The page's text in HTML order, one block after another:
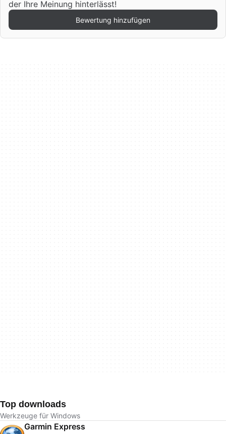
der Ihre Meinung hinterlässt!
Bewertung hinzufügen
Top downloads
Werkzeuge für Windows
Garmin Express